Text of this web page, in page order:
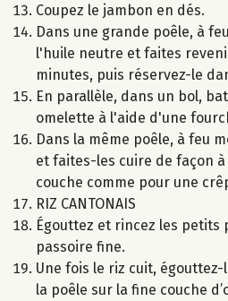
Coupez le jambon en dés.
Dans une grande poêle, à
l'huile neutre et faites
minutes, puis réservez-le
En parallèle, dans un bol,
omelette à l'aide d'une
Dans la même poêle, à feu
et faites-les cuire de façon
couche comme pour une
RIZ CANTONAIS
Égouttez et rincez les petits
passoire fine.
Une fois le riz cuit,
la poêle sur la fine couche